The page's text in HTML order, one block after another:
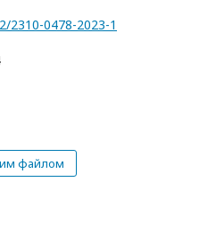
2310-0478-2023-1
файлом